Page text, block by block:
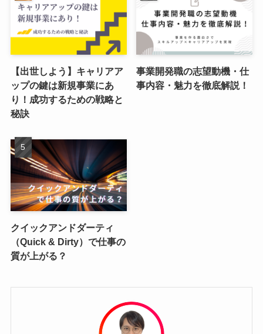
【出世しよう】キャリアア
ップの鍵は新規事業にあ
り！成功するための戦略と
秘訣
事業開発職の志望動機・仕
事内容・魅力を徹底解説！
クイックアンドダーティ
（Quick & Dirty）で仕事の
質が上がる？